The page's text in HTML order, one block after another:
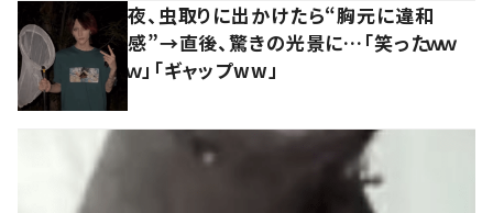
夜、虫取りに出かけたら“胸元に違和
感”→直後、驚きの光景に…「笑ったｗｗ
ｗ」「ギャップww」